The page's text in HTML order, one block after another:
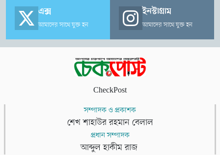
এক্স
আমাদের সাথে যুক্ত হন
ইনস্টাগ্রাম
আমাদের সাথে যুক্ত হন
CheckPost
সম্পাদক ও প্রকাশক
শেখ শাহাউর রহমান বেলাল
প্রধান সম্পাদক
আব্দুল হাকীম রাজ